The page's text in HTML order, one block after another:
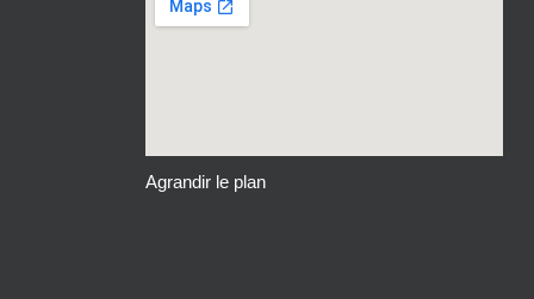
Agrandir le plan